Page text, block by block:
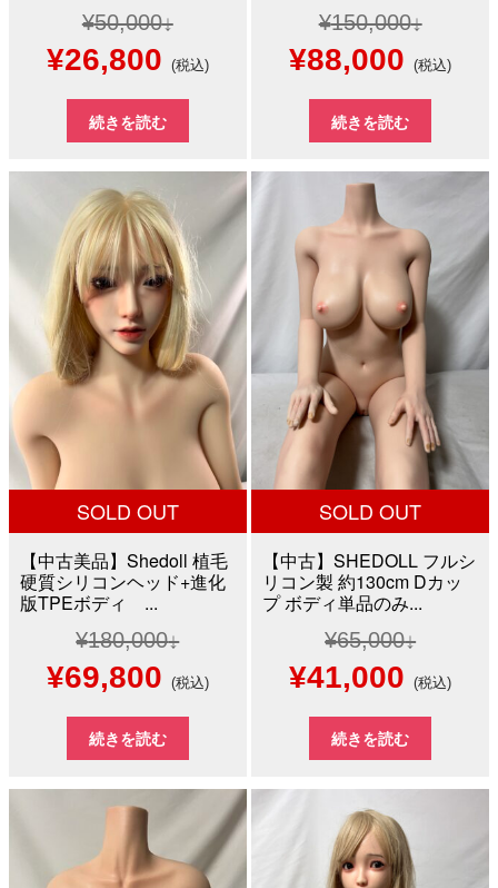
¥50,000
元
の
価
は
¥50,000
で
し
¥26,800現
在
の
格
は
¥26,800
で
す。
(税込)
続きを読む
¥150,000
元
の
価
は
¥150,000
で
し
た。
¥88,000 現
在
の
格
は
で
す。
(税込)
続きを読む
SOLD OUT
【中古美品】Shedoll 植毛
硬質シリコンヘッド+進化
版TPEボディ ...
¥180,000
元
の
価
¥69,800現
在
の
価
格
(税込)
続きを読む
SOLD OUT
【中古】SHEDOLL フルシ
リコン製 約130cm Dカッ
プ ボディ単品のみ...
¥65,000
元
の
価
は
¥41,000 現
在
の
格
(税込)
続きを読む